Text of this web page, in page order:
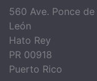
560 Ave. Ponce de
León
Hato Rey
PR 00918
Puerto Rico